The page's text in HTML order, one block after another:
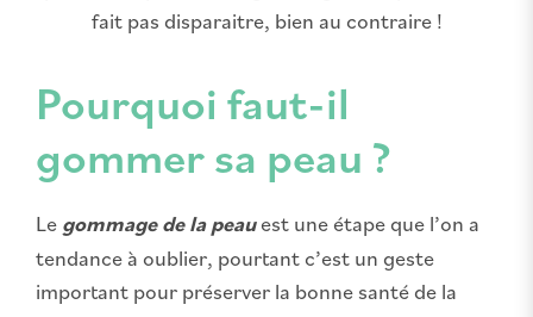
fait pas disparaitre, bien au contraire !
Pourquoi faut-il
gommer sa peau ?
Le gommage de la peauest une étape que l’on a
tendance à oublier, pourtant c’est un geste
important pour préserver la bonne santé de la